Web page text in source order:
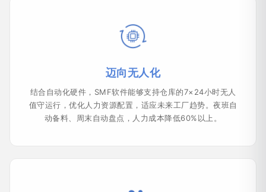
迈向无人化
结合自动化硬件，SMF软件能够支持仓库的7×24小时无人
值守运行，优化人力资源配置，适应未来工厂趋势。夜班自
动备料、周末自动盘点，人力成本降低60%以上。